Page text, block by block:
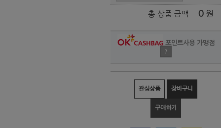
총 상품 금액 0 원
포인트사용 가맹점
?
관심상품 장바구니
구매하기